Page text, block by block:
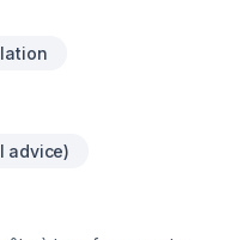
advice)